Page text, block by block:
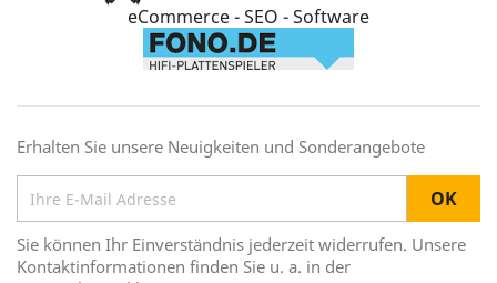
eCommerce - SEO - Software
Erhalten Sie unsere Neuigkeiten und Sonderangebote
Sie können Ihr Einverständnis jederzeit widerrufen. Unsere
Kontaktinformationen finden Sie u. a. in der